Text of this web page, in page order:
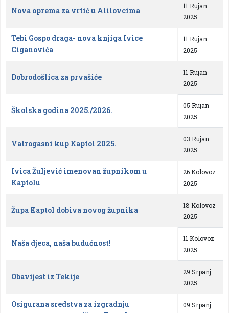
Nova oprema za vrtić u Alilovcima
11 Rujan
2025
Tebi Gospo draga- nova knjiga Ivice
Ciganovića
11 Rujan
2025
Dobrodošlica za prvašiće
11 Rujan
2025
Školska godina 2025./2026.
05 Rujan
2025
Vatrogasni kup Kaptol 2025.
03 Rujan
2025
Ivica Žuljević imenovan župnikom u
Kaptolu
26 Kolovoz
2025
Župa Kaptol dobiva novog župnika
18 Kolovoz
2025
Naša djeca, naša budućnost!
11 Kolovoz
2025
Obavijest iz Tekije
29 Srpanj
2025
Osigurana sredstva za izgradnju
09 Srpanj